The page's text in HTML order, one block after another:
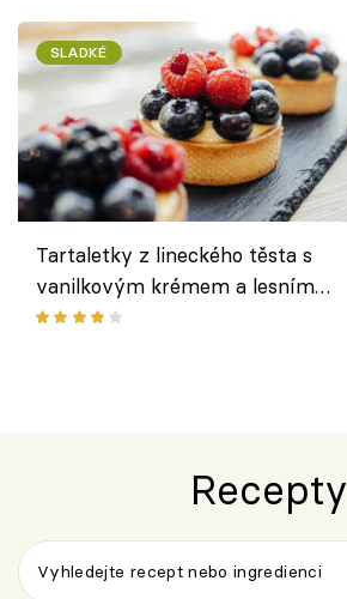
SLADKÉ
Tartaletky z lineckého těsta s
vanilkovým krémem a lesním
ovocem podle Bread Society
Recepty